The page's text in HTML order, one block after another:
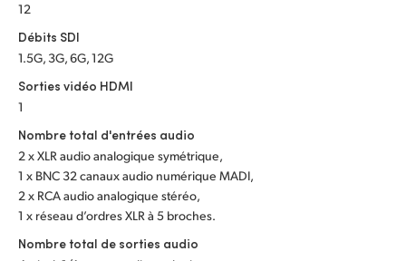
South Africa
Spain
Sweden
Chinese Taipei
UAE
12
Débits SDI
1.5G, 3G, 6G, 12G
Sorties vidéo HDMI
1
Nombre total d'entrées audio
2 x XLR audio analogique symétrique,
1 x BNC 32 canaux audio numérique MADI,
2 x RCA audio analogique stéréo,
1 x réseau d’ordres XLR à 5 broches.
Nombre total de sorties audio